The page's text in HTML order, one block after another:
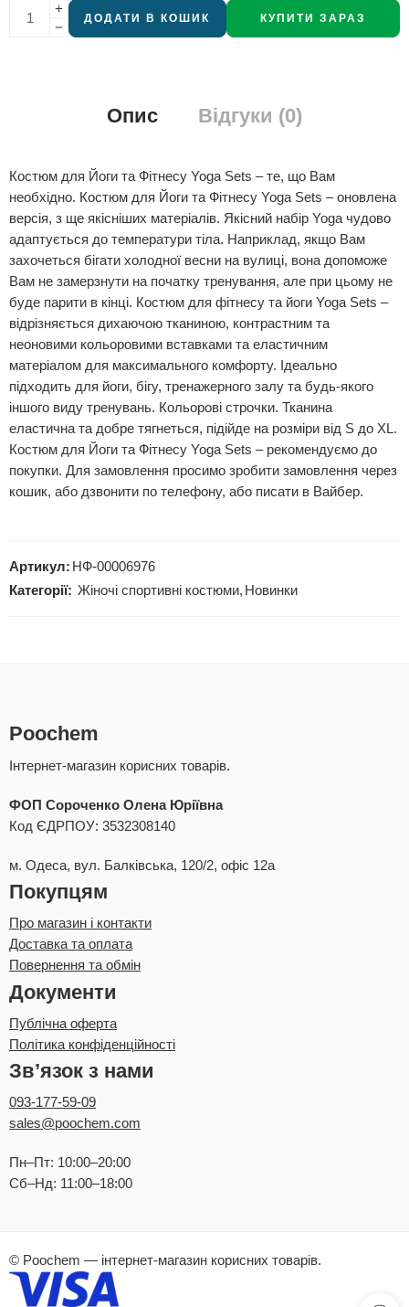
ДОДАТИ В КОШИК КУПИТИ ЗАРАЗ
Опис Відгуки (0)
Костюм для Йоги та Фітнесу Yoga Sets – те, що Вам
необхідно. Костюм для Йоги та Фітнесу Yoga Sets – оновлена
версія, з ще якісніших матеріалів. Якісний набір Yoga чудово
адаптується до температури тіла. Наприклад, якщо Вам
захочеться бігати холодної весни на вулиці, вона допоможе
Вам не замерзнути на початку тренування, але при цьому не
буде парити в кінці. Костюм для фітнесу та йоги Yoga Sets –
відрізняється дихаючою тканиною, контрастним та
неоновими кольоровими вставками та еластичним
матеріалом для максимального комфорту. Ідеально
підходить для йоги, бігу, тренажерного залу та будь-якого
іншого виду тренувань. Кольорові строчки. Тканина
еластична та добре тягнеться, підійде на розміри від S до XL.
Костюм для Йоги та Фітнесу Yoga Sets – рекомендуємо до
покупки. Для замовлення просимо зробити замовлення через
кошик, або дзвонити по телефону, або писати в Вайбер.
Артикул: НФ-00006976
Категорії: Жіночі спортивні костюми, Новинки
Poochem
Інтернет-магазин корисних товарів.
ФОП Сороченко Олена Юріївна
Код ЄДРПОУ: 3532308140
м. Одеса, вул. Балківська, 120/2, офіс 12а
Покупцям
Про магазин і контакти
Доставка та оплата
Повернення та обмін
Документи
Публічна оферта
Політика конфіденційності
Зв’язок з нами
093-177-59-09
sales@poochem.com
Пн–Пт: 10:00–20:00
Сб–Нд: 11:00–18:00
© Poochem — інтернет-магазин корисних товарів.